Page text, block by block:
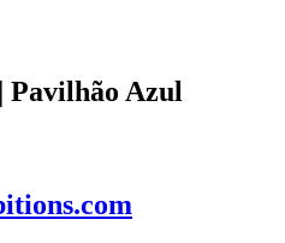
Pavilhão Azul